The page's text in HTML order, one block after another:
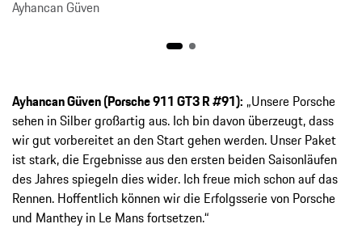
Ayhancan Güven
Ayhancan Güven (Porsche 911 GT3 R #91): „Unsere Porsche
sehen in Silber großartig aus. Ich bin davon überzeugt, dass
wir gut vorbereitet an den Start gehen werden. Unser Paket
ist stark, die Ergebnisse aus den ersten beiden Saisonläufen
des Jahres spiegeln dies wider. Ich freue mich schon auf das
Rennen. Hoffentlich können wir die Erfolgsserie von Porsche
und Manthey in Le Mans fortsetzen.“